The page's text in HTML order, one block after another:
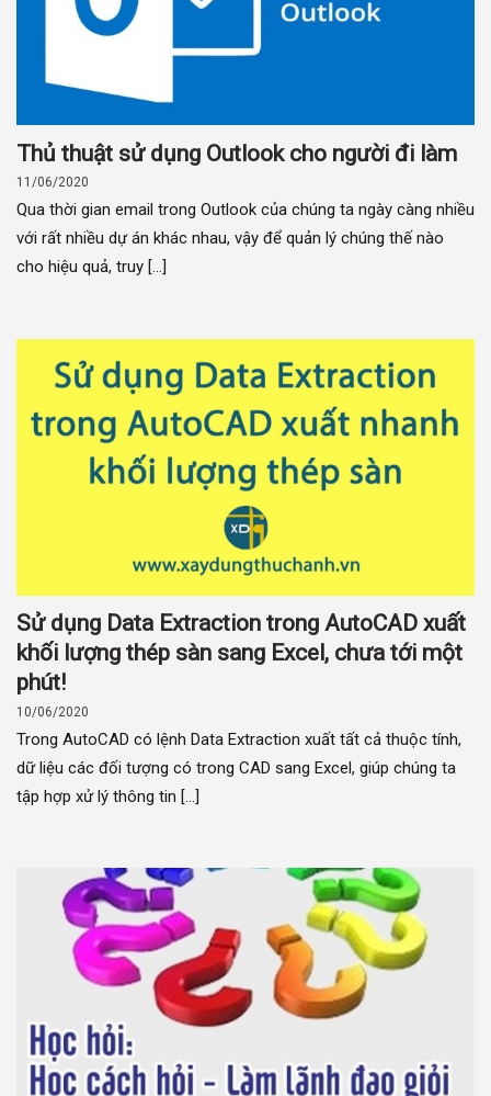
Thủ thuật sử dụng Outlook cho người đi làm
11/06/2020
Qua thời gian email trong Outlook của chúng ta ngày càng nhiều
với rất nhiều dự án khác nhau, vậy để quản lý chúng thế nào
cho hiệu quả, truy [...]
Sử dụng Data Extraction trong AutoCAD xuất
khối lượng thép sàn sang Excel, chưa tới một
phút!
10/06/2020
Trong AutoCAD có lệnh Data Extraction xuất tất cả thuộc tính,
dữ liệu các đối tượng có trong CAD sang Excel, giúp chúng ta
tập hợp xử lý thông tin [...]